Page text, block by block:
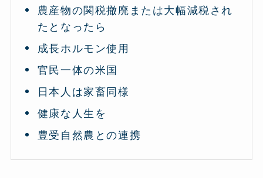
農産物の関税撤廃または大幅減税され
たとなったら
成長ホルモン使用
官民一体の米国
日本人は家畜同様
健康な人生を
豊受自然農との連携